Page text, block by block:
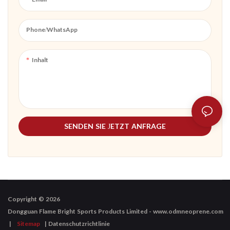
Phone/whatsApp
Inhalt
SENDEN SIE JETZT ANFRAGE
mit hohem Intensität, schwere
Anwendung von Rehabilitationen
ausgelegt. Diese Gürtel aus
Premium -Neoprenmaterial bieten
eine hervorragende
Copyright © 2026
|
Sitemap | Datenschutzrichtlinie